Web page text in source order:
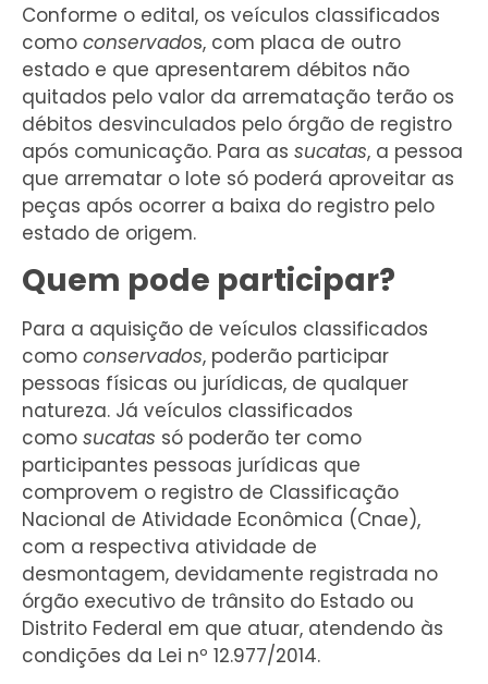
Conforme o edital, os veículos classificados
como conservados, com placa de outro
estado e que apresentarem débitos não
quitados pelo valor da arrematação terão os
débitos desvinculados pelo órgão de registro
após comunicação. Para as sucatas, a pessoa
que arrematar o lote só poderá aproveitar as
peças após ocorrer a baixa do registro pelo
estado de origem.
Quem pode participar?
Para a aquisição de veículos classificados
como conservados, poderão participar
pessoas físicas ou jurídicas, de qualquer
natureza. Já veículos classificados
como sucatas só poderão ter como
participantes pessoas jurídicas que
comprovem o registro de Classificação
Nacional de Atividade Econômica (Cnae),
com a respectiva atividade de
desmontagem, devidamente registrada no
órgão executivo de trânsito do Estado ou
Distrito Federal em que atuar, atendendo às
condições da Lei nº 12.977/2014.